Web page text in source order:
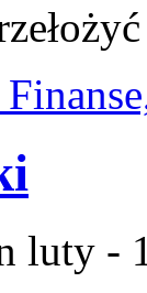
luty -